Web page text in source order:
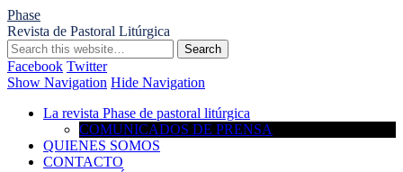
Phase
Revista de Pastoral Litúrgica
Facebook Twitter
Show Navigation Hide Navigation
La revista Phase de pastoral litúrgica
COMUNICADOS DE PRENSA
QUIENES SOMOS
CONTACTO